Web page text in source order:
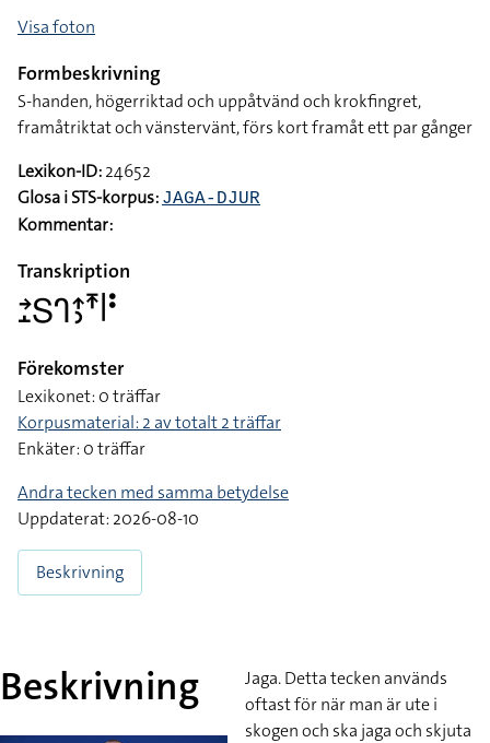
Visa foton
Formbeskrivning
S-handen, högerriktad och uppåtvänd och krokfingret,
framåtriktat och vänstervänt, förs kort framåt ett par gånger
Lexikon-ID:24652
Glosa i STS-korpus: JAGA-DJUR
Kommentar:
Transkription
􌥔􌤸􌥅􌤪􌤴􌤶􌥵􌥼􌥻
Förekomster
Lexikonet: 0 träffar
Korpusmaterial: 2 av totalt 2 träffar
Enkäter: 0 träffar
Andra tecken med samma betydelse
Uppdaterat: 2026-08-10
Beskrivning
Beskrivning
Jaga. Detta tecken används
oftast för när man är ute i
skogen och ska jaga och skjuta